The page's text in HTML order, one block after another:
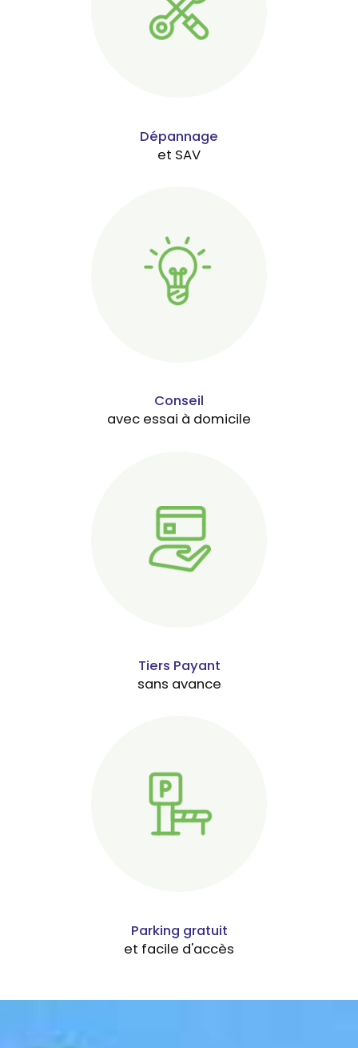
Dépannage
et SAV
Conseil
avec essai à domicile
Tiers Payant
sans avance
Parking gratuit
et facile d'accès